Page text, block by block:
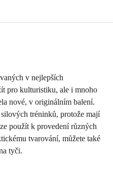
v nejlepších
pro kulturistiku, ale i mnoho
nové, v originálním balení.
tréninků, protože mají
použít k provedení různých
tvarování, můžete také
tyči.